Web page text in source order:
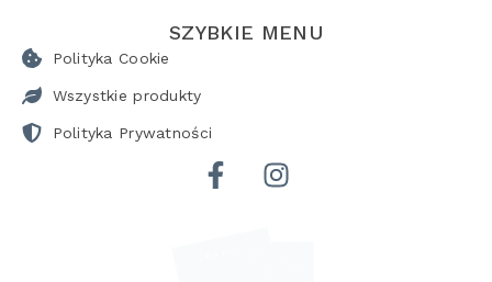
SZYBKIE MENU
Polityka Cookie
Wszystkie produkty
Polityka Prywatności